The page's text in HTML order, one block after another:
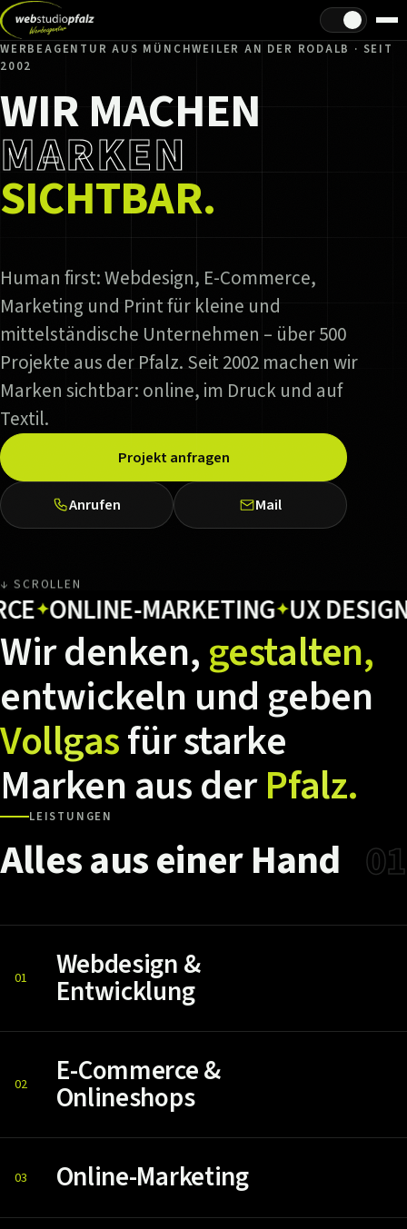
Hell/Dunkel
WERBEAGENTUR AUS MÜNCHWEILER AN DER RODALB · SEIT
2002
WIR MACHEN
MARKEN
SICHTBAR.
Human first: Webdesign, E-Commerce,
Marketing und Print für kleine und
mittelständische Unternehmen – über 500
Projekte aus der Pfalz. Seit 2002 machen wir
Marken sichtbar: online, im Druck und auf
Textil.
Projekt anfragen
Anrufen Mail
↓ SCROLLEN
MARKETING✦UX DESIGN✦
Wirdenken,gestalten,
entwickeln und geben
Vollgasfürstarke
MarkenausderPfalz.
LEISTUNGEN
AllesauseinerHand 01
01 Webdesign &
Entwicklung
02 E-Commerce &
Onlineshops
03 Online-Marketing